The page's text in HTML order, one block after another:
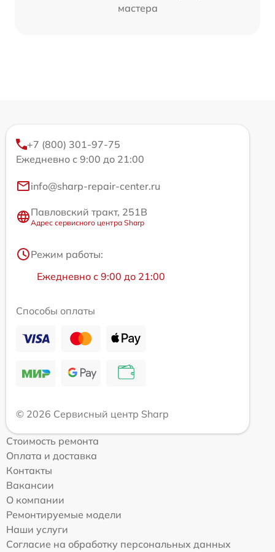
мастера
+7 (800) 301-97-75
Ежедневно с 9:00 до 21:00
info@sharp-repair-center.ru
Павловский тракт, 251В
Адрес сервисного центра Sharp
Режим работы:
Ежедневно с 9:00 до 21:00
Способы оплаты
© 2026 Сервисный центр Sharp
Стоимость ремонта
Оплата и доставка
Контакты
Вакансии
О компании
Ремонтируемые модели
Наши услуги
Согласие на обработку персональных данных